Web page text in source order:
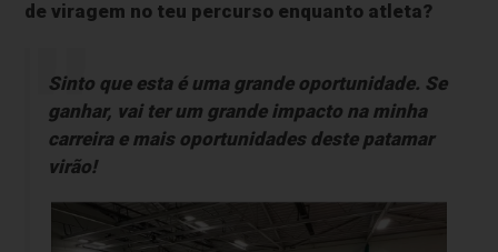
de viragem no teu percurso enquanto atleta?
Sinto que esta é uma grande oportunidade. Se
ganhar, vai ter um grande impacto na minha
carreira e mais oportunidades deste patamar
virão!